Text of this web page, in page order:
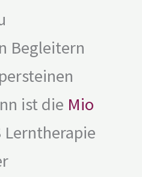
Begleitern
ist die Mio
Lerntherapie